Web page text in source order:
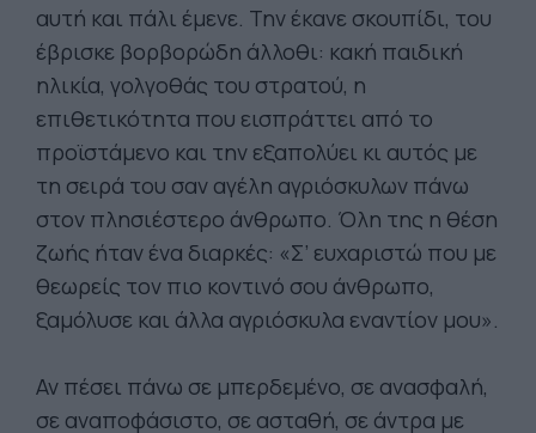
αυτή και πάλι έμενε. Την έκανε σκουπίδι, του
έβρισκε βορβορώδη άλλοθι: κακή παιδική
ηλικία, γολγοθάς του στρατού, η
επιθετικότητα που εισπράττει από το
προϊστάμενο και την εξαπολύει κι αυτός με
τη σειρά του σαν αγέλη αγριόσκυλων πάνω
στον πλησιέστερο άνθρωπο. Όλη της η θέση
ζωής ήταν ένα διαρκές: «Σ’ ευχαριστώ που με
θεωρείς τον πιο κοντινό σου άνθρωπο,
ξαμόλυσε και άλλα αγριόσκυλα εναντίον μου».
Αν πέσει πάνω σε μπερδεμένο, σε ανασφαλή,
σε αναποφάσιστο, σε ασταθή, σε άντρα με